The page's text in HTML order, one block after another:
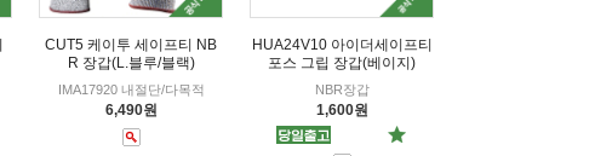
CUT5 케이투 세이프티 NB
R 장갑(L.블루/블랙)
IMA17920 내절단/다목적
6,490원
HUA24V10 아이더세이프티
포스 그립 장갑(베이지)
NBR장갑
1,600원